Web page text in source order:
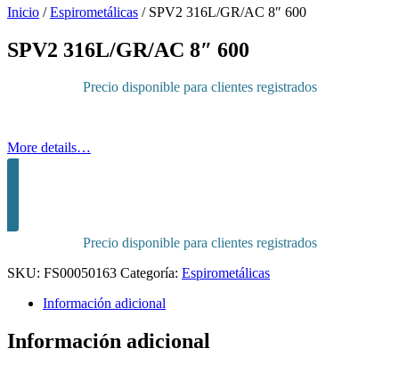
Inicio /Espirometálicas / SPV2 316L/GR/AC 8″ 600
SPV2 316L/GR/AC 8″ 600
Precio disponible para clientes registrados
More details…
Precio disponible para clientes registrados
SKU: FS00050163 Categoría: Espirometálicas
Información adicional
Información adicional